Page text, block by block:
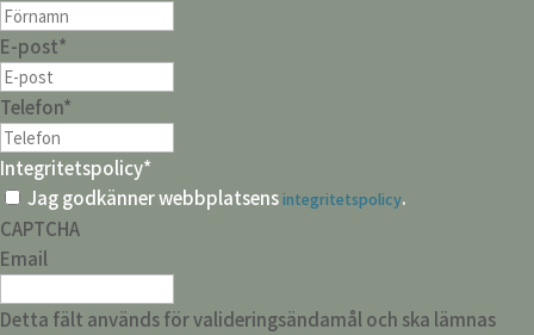
E-post*
Telefon*
Integritetspolicy*
Jag godkänner webbplatsensintegritetspolicy.
CAPTCHA
Email
Detta fält används för valideringsändamål och ska lämnas